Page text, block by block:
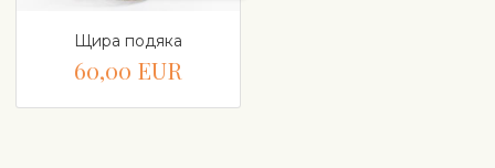
Щира подяка
60,00 EUR